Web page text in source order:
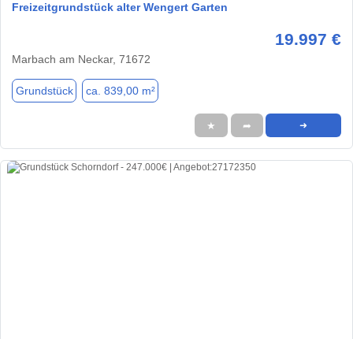
Freizeitgrundstück alter Wengert Garten
19.997 €
Marbach am Neckar, 71672
Grundstück ca. 839,00 m²
★ ➦ ➜